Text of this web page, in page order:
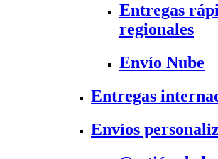
Entregas
regionales
Envío Nube
Entregas
Envíos